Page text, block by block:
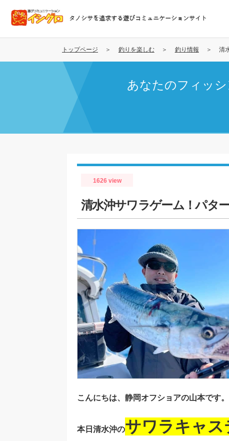
コ
テ
タノシサを追求する遊びコミュニケーションサイト
トップページ 釣りを楽しむ 釣り情報 清
あなたのフィッ
1626 view
清水沖サワラゲーム！パタ
こんにちは、静岡オフショアの山本です。
本日清水沖のサワラキャス